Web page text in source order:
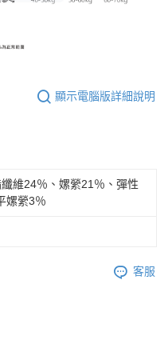
顯示電腦版詳細說明
維24％、嫘縈21％、彈性
嫘縈3％
客服